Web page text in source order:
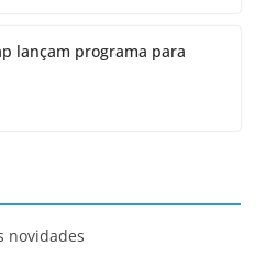
lançam programa para
novidades